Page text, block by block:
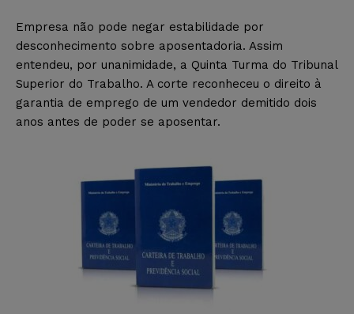
Empresa não pode negar estabilidade por
desconhecimento sobre aposentadoria. Assim
entendeu, por unanimidade, a Quinta Turma do Tribunal
Superior do Trabalho. A corte reconheceu o direito à
garantia de emprego de um vendedor demitido dois
anos antes de poder se aposentar.